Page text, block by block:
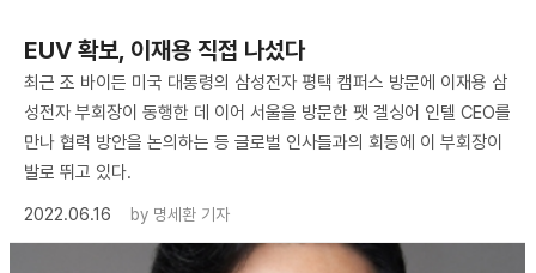
EUV 확보, 이재용 직접 나섰다
최근 조 바이든 미국 대통령의 삼성전자 평택 캠퍼스 방문에 이재용 삼
성전자 부회장이 동행한 데 이어 서울을 방문한 팻 겔싱어 인텔 CEO를
만나 협력 방안을 논의하는 등 글로벌 인사들과의 회동에 이 부회장이
발로 뛰고 있다.
2022.06.16
by 명세환 기자